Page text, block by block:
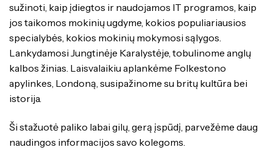
sužinoti, kaip įdiegtos ir naudojamos IT programos, kaip
jos taikomos mokinių ugdyme, kokios populiariausios
specialybės, kokios mokinių mokymosi sąlygos.
Lankydamosi Jungtinėje Karalystėje, tobulinome anglų
kalbos žinias. Laisvalaikiu aplankėme Folkestono
apylinkes, Londoną, susipažinome su britų kultūra bei
istorija.
Ši stažuotė paliko labai gilų, gerą įspūdį, parvežėme daug
naudingos informacijos savo kolegoms.